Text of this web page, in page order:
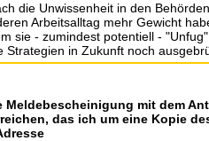
die Unwissenheit in den
Arbeitsalltag mehr Gewicht
sie - zumindest potentiell -
in Zukunft noch
mit dem
das ich um eine Kopie